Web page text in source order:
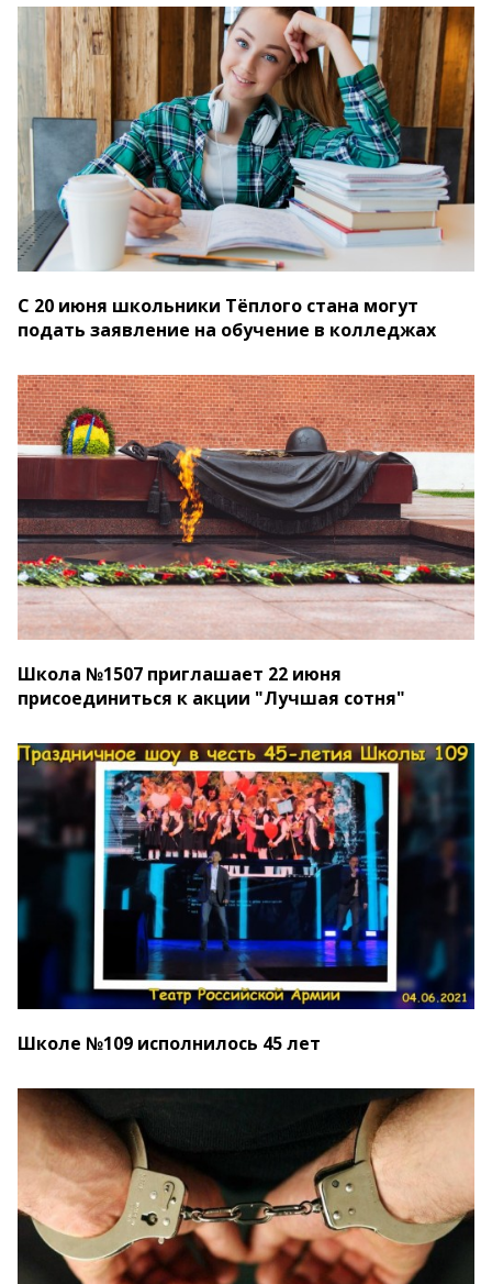
С 20 июня школьники Тёплого стана могут
подать заявление на обучение в колледжах
Школа №1507 приглашает 22 июня
присоединиться к акции "Лучшая сотня"
Школе №109 исполнилось 45 лет